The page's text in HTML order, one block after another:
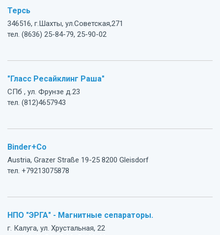
Терсь
346516, г.Шахты, ул.Советская,271
тел. (8636) 25-84-79, 25-90-02
"Гласс Ресайклинг Раша"
СПб , ул. Фрунзе д.23
тел. (812)4657943
Binder+Co
Austria, Grazer Straße 19-25 8200 Gleisdorf
тел. +79213075878
НПО "ЭРГА" - Магнитные сепараторы.
г. Калуга, ул. Хрустальная, 22